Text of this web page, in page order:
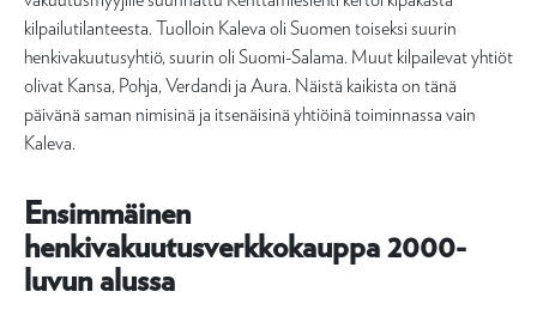
kilpailutilanteesta. Tuolloin Kaleva oli Suomen toiseksi suurin
henkivakuutusyhtiö, suurin oli Suomi-Salama. Muut kilpailevat yhtiöt
olivat Kansa, Pohja, Verdandi ja Aura. Näistä kaikista on tänä
päivänä saman nimisinä ja itsenäisinä yhtiöinä toiminnassa vain
Kaleva.
Ensimmäinen
henkivakuutusverkkokauppa 2000-
luvun alussa